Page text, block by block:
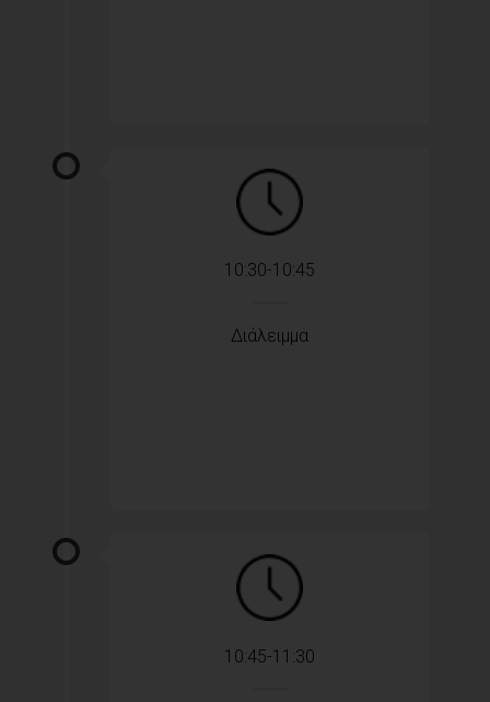
10:30-10:45
Διάλειμμα
10:45-11:30